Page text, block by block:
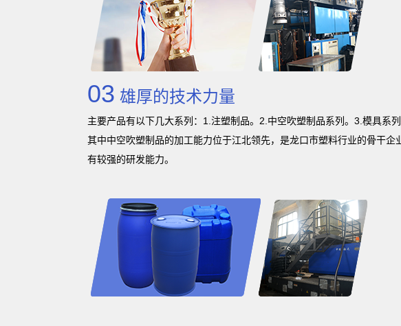
03 雄厚的技术力量
主要产品有以下几大系列：1.注塑制品。2.中空吹塑制品系列。3.模具系列
其中中空吹塑制品的加工能力位于江北领先，是龙口市塑料行业的骨干企
有较强的研发能力。